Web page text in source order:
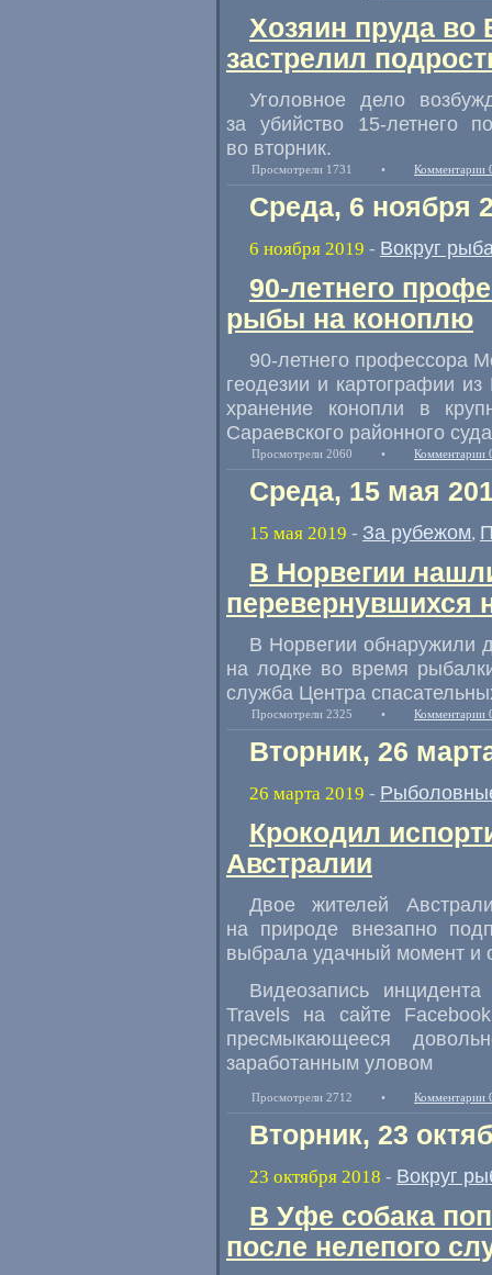
Хозяин пруда во
застрелил
Уголовное дело
за убийство 15-летнего
во вторник.
Просмотрели 1731 • Комментарии
Среда, 6 ноября
6 ноября 2019 - Вокруг
90-летнего
рыбы на коноплю
90-летнего профессора
геодезии и картографии из
хранение конопли в
Сараевского районного
Просмотрели 2060 • Комментарии
Среда, 15 мая
15 мая 2019 - За рубежом,
В Норвегии
перевернувшихся
В Норвегии обнаружили
на лодке во время
служба Центра
Просмотрели 2325 • Комментарии
Вторник, 26
26 марта 2019 -
Крокодил
Австралии
Двое жителей
на природе внезапно
выбрала удачный момент и
Видеозапись
Travels на сайте
пресмыкающееся
заработанным уловом
Просмотрели 2712 • Комментарии
Вторник, 23
23 октября 2018 - Вокруг
В Уфе собака
после нелепого